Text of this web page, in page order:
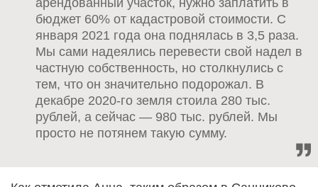
арендованный участок, нужно заплатить в
бюджет 60% от кадастровой стоимости. С
января 2021 года она поднялась в 3,5 раза.
Мы сами надеялись перевести свой надел в
частную собственность, но столкнулись с
тем, что он значительно подорожал. В
декабре 2020-го земля стоила 280 тыс.
рублей, а сейчас — 980 тыс. рублей. Мы
просто не потянем такую сумму.